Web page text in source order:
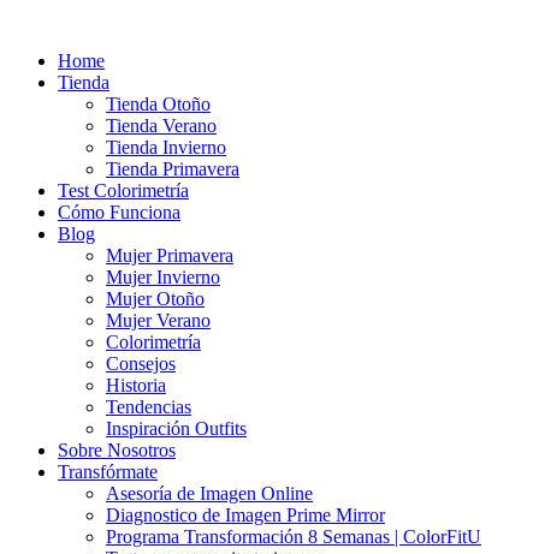
contenidoHome
Tienda
Tienda Otoño
Tienda Verano
Tienda Invierno
Tienda Primavera
Test Colorimetría
Cómo Funciona
Blog
Mujer Primavera
Mujer Invierno
Mujer Otoño
Mujer Verano
Colorimetría
Consejos
Historia
Tendencias
Inspiración Outfits
Sobre Nosotros
Transfórmate
Asesoría de Imagen Online
Diagnostico de Imagen Prime Mirror
Programa Transformación 8 Semanas | ColorFitU